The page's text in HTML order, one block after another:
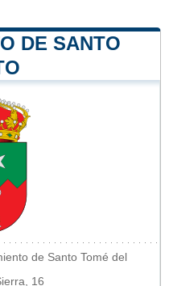
DE SANTO
de Santo Tomé del
16